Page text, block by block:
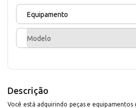
Equipamento
Modelo
Descrição
Você está adquirindo peças e